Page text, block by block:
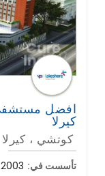
كيرلا
كوتشي ، كيرلا
تأسست في: 2003